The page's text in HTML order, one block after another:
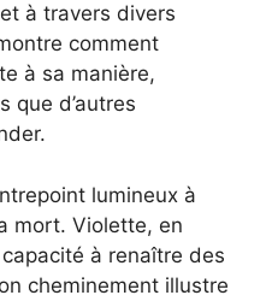
à travers divers
comment
à sa manière,
que d’autres
lumineux à
mort. Violette, en
à renaître des
cheminement illustre